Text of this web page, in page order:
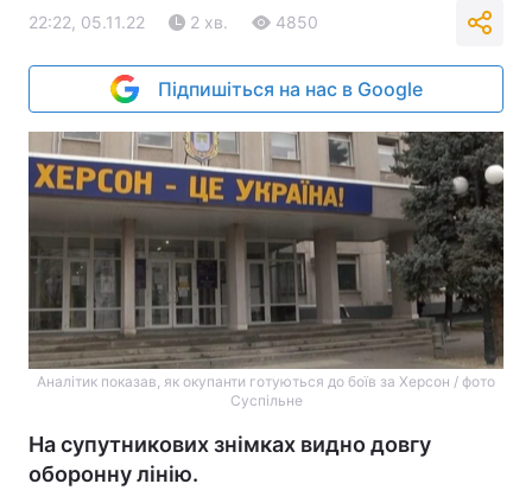
22:22, 05.11.22 2 хв. 4850
Підпишіться на нас в Google
Аналітик показав, як окупанти готуються до боїв за Херсон / фото
Суспільне
На супутникових знімках видно довгу
оборонну лінію.